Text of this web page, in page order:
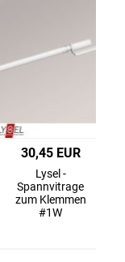
30,45 EUR
Lysel -
Spannvitrage
zum Klemmen
#1W